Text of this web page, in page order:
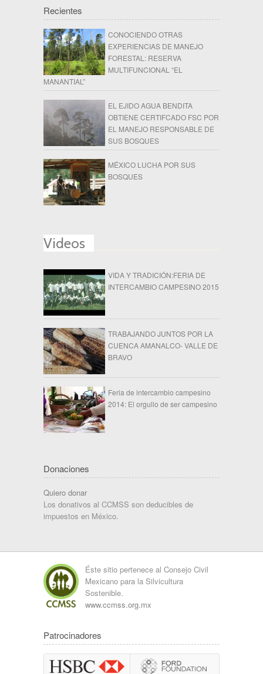
Recientes
CONOCIENDO OTRAS
EXPERIENCIAS DE MANEJO
FORESTAL: RESERVA
MULTIFUNCIONAL “EL
MANANTIAL”
EL EJIDO AGUA BENDITA
OBTIENE CERTIFCADO FSC POR
EL MANEJO RESPONSABLE DE
SUS BOSQUES
MÉXICO LUCHA POR SUS
BOSQUES
Videos
VIDA Y TRADICIÓN:FERIA DE
INTERCAMBIO CAMPESINO 2015
TRABAJANDO JUNTOS POR LA
CUENCA AMANALCO- VALLE DE
BRAVO
Feria de intercambio campesino
2014: El orgullo de ser campesino
Donaciones
Quiero donar
Los donativos al CCMSS son deducibles de
impuestos en México.
Éste sitio pertenece al Consejo Civil
Mexicano para la Silvicultura
Sostenible.
www.ccmss.org.mx
Patrocinadores